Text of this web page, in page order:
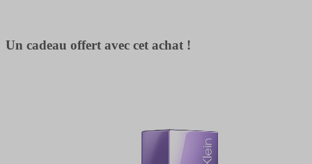
Un cadeau offert avec cet achat !